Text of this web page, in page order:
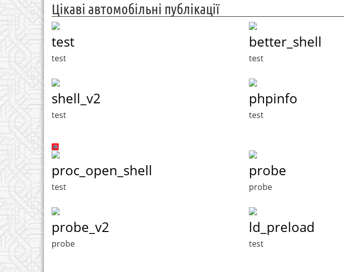
Цікаві автомобільні публікації
test
test
better_shell
test
shell_v2
test
phpinfo
test
proc_open_shell
test
probe
probe
probe_v2
probe
ld_preload
test